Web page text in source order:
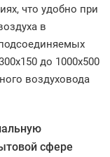
что удобно при
в
до 1000х500
воздуховода
сфере